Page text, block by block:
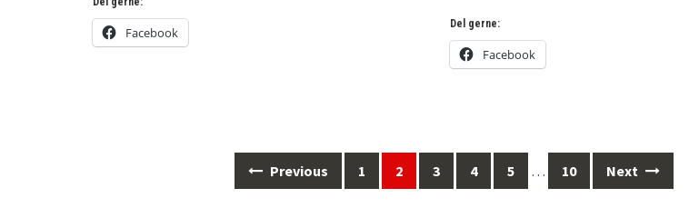
Facebook
Del gerne:
Facebook
Previous 1 2 3 4 5 … 10 Next